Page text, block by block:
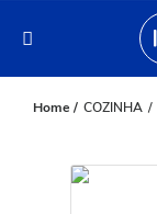
COZINHA